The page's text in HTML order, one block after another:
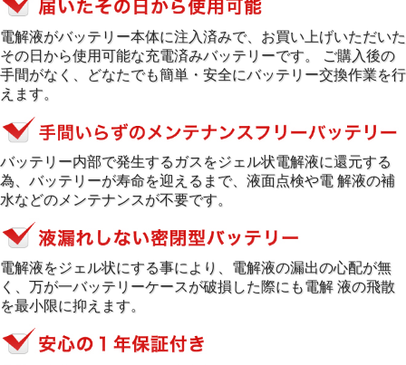
電解液がバッテリー本体に注入済みで、お買い上げいただいた
その日から使用可能な充電済みバッテリーです。 ご購入後の
手間がなく、どなたでも簡単・安全にバッテリー交換作業を行
えます。
バッテリー内部で発生するガスをジェル状電解液に還元する
為、バッテリーが寿命を迎えるまで、液面点検や電 解液の補
水などのメンテナンスが不要です。
電解液をジェル状にする事により、電解液の漏出の心配が無
く、万が一バッテリーケースが破損した際にも電解 液の飛散
を最小限に抑えます。